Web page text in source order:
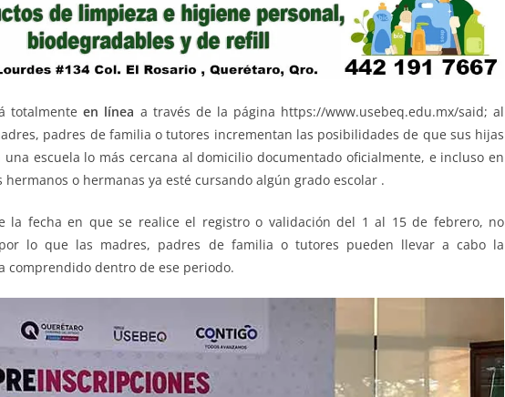
totalmente en línea a través de la página https://www.usebeq.edu.mx/said; al
padres de familia o tutores incrementan las posibilidades de que sus hijas
escuela lo más cercana al domicilio documentado oficialmente, e incluso en
o hermanas ya esté cursando algún grado escolar .
la fecha en que se realice el registro o validación del 1 al 15 de febrero, no
lo que las madres, padres de familia o tutores pueden llevar a cabo la
comprendido dentro de ese periodo.